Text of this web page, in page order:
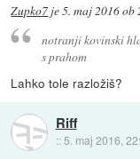
Zupko7 je5. maj 2016 ob
notranji kovinski
s prahom
Lahko tole razložiš?
Riff
:: 5. maj 2016,